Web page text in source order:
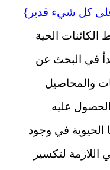
على كل شيء قدير}
الحية
في البحث عن
والمحاصيل
الحصول عليه
الحيوية في وجود
اللازمة لتكسير